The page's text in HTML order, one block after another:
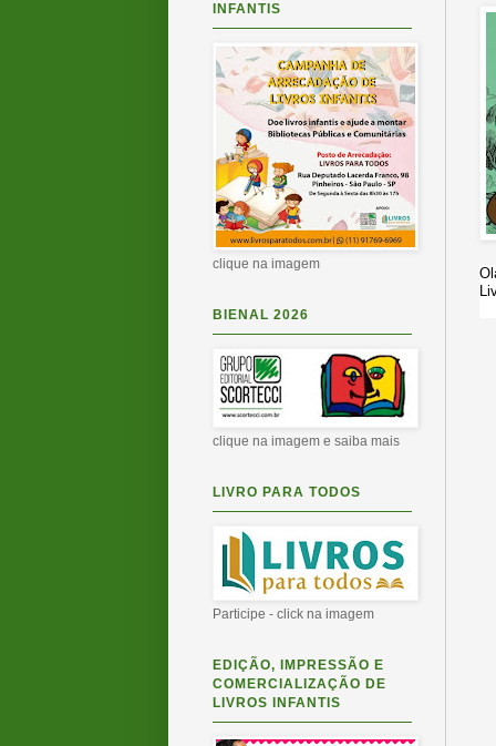
INFANTIS
clique na imagem
BIENAL 2026
clique na imagem e saiba mais
LIVRO PARA TODOS
Participe - click na imagem
EDIÇÃO, IMPRESSÃO E
COMERCIALIZAÇÃO DE
LIVROS INFANTIS